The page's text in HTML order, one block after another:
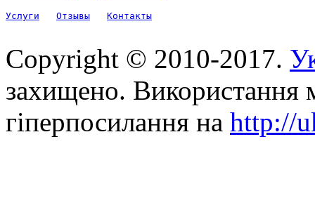
Услуги Отзывы Контакты
Copyright © 2010-2017.
захищено. Використання
гіперпосилання на http://